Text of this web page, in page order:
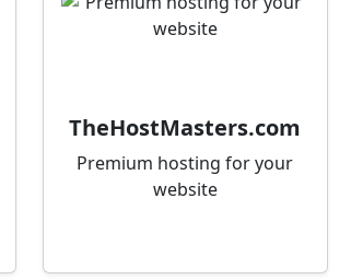
TheHostMasters.com
Premium hosting for your
website